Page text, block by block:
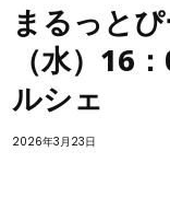
まるっと
（水）16
ルシェ
2026年3月23日